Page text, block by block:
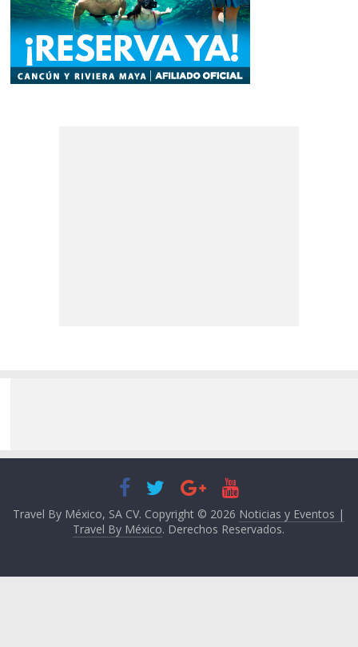
Travel By México, SA CV. Copyright © 2026 Noticias y Eventos |
Travel By México. Derechos Reservados.